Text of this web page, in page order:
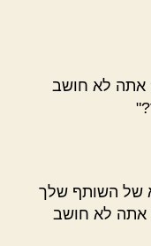
אתה לא חושב
של השותף שלך
אתה לא חושב